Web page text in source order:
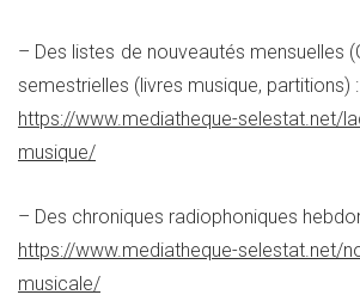
– Des listes de nouveautés mensuelles
semestrielles (livres musique, partitions) :
https://www.mediatheque-selestat.net/
musique/
– Des chroniques radiophoniques
https://www.mediatheque-selestat.net/
musicale/